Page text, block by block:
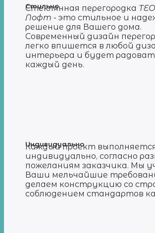
Стильно
Стеклянная перегородка
Лофт - это стильное и
решение для Вашего дома.
Современный дизайн
легко впишется в любой
интерьера и будет
каждый день.
Индивидуально
Каждый проект
индивидуально, согласно
пожеланиям заказчика. Мы
Ваши мельчайшие
делаем конструкцию со
соблюдением стандартов